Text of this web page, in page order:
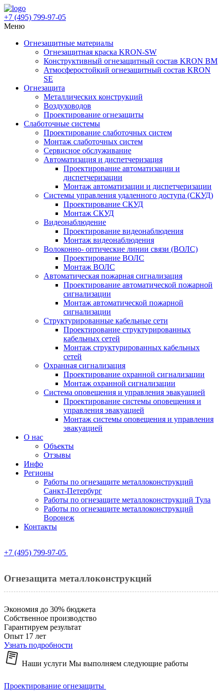
+7 (495) 799-97-05
Меню
Огнезащитные материалы
Огнезащитная краска KRON-SW
Конструктивный огнезащитный состав KRON BM
Атмосферостойкий огнезащитный состав KRON
SE
Огнезащита
Металлических конструкций
Воздуховодов
Проектирование огнезащиты
Слаботочные системы
Проектирование слаботочных систем
Монтаж слаботочных систем
Сервисное обслуживание
Автоматизация и диспетчеризация
Проектирование автоматизации и
диспетчеризации
Монтаж автоматизации и диспетчеризации
Системы управления удаленного доступа (СКУД)
Проектирование СКУД
Монтаж СКУД
Видеонаблюдение
Проектирование видеонаблюдения
Монтаж видеонаблюдения
Волоконно- оптические линии связи (ВОЛС)
Проектирование ВОЛС
Монтаж ВОЛС
Автоматическая пожарная сигнализация
Проектирование автоматической пожарной
сигнализации
Монтаж автоматической пожарной
сигнализации
Структурированные кабельные сети
Проектирование структурированных
кабельных сетей
Монтаж структурированных кабельных
сетей
Охранная сигнализация
Проектирование охранной сигнализации
Монтаж охранной сигнализации
Система оповещения и управления эвакуацией
Проектирование системы оповещения и
управления эвакуацией
Монтаж системы оповещения и управления
эвакуацией
О нас
Объекты
Отзывы
Инфо
Регионы
Работы по огнезащите металлоконструкций
Санкт-Петербург
Работы по огнезащите металлоконструкций Тула
Работы по огнезащите металлоконструкций
Воронеж
Контакты
+7 (495) 799-97-05
Огнезащита металлоконструкций
Экономия до 30% бюджета
Собственное производство
Гарантируем результат
Опыт 17 лет
Узнать подробности
Наши услуги Мы выполняем следующие работы
Проектирование огнезащиты